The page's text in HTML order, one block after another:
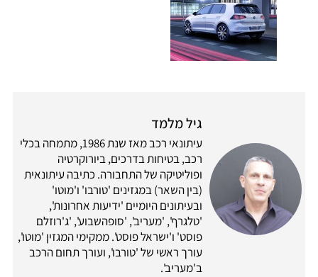
גיל מלמד
עיתונאי רכב מאז שנת 1986, מתמחה בכלי
רכב, בטיחות בדרכים, ביורוקרטיה
ופוליטיקה של התחבורה. כתיבה עיתונאית
(בין השאר) במגזינים 'טורבו' ו'מוטו'
ובעיתונים היומיים 'ידיעות אחרונות',
'טלגרף', 'מעריב', 'סופהשבוע', 'ג'רוזלם
פוסט' ו'ישראל פוסט'. ממקימי המגזין 'מוטו',
עורך ראשי של 'טורבו', ועורך תחום הרכב
ב'מעריב'.